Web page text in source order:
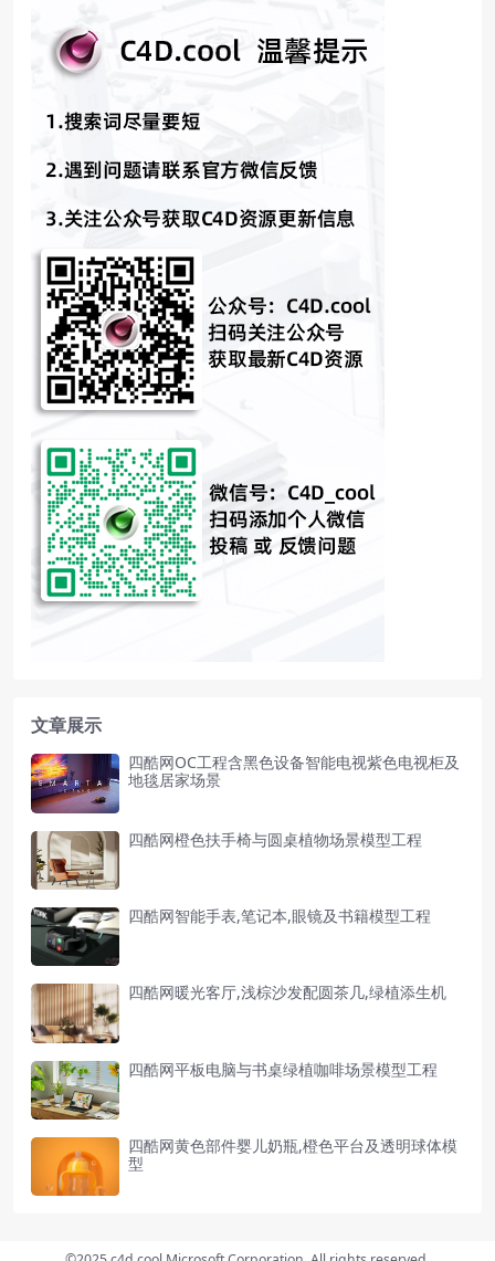
文章展示
四酷网OC工程含黑色设备智能电视紫色电视柜及
地毯居家场景
四酷网橙色扶手椅与圆桌植物场景模型工程
四酷网智能手表,笔记本,眼镜及书籍模型工程
四酷网暖光客厅,浅棕沙发配圆茶几,绿植添生机
四酷网平板电脑与书桌绿植咖啡场景模型工程
四酷网黄色部件婴儿奶瓶,橙色平台及透明球体模
型